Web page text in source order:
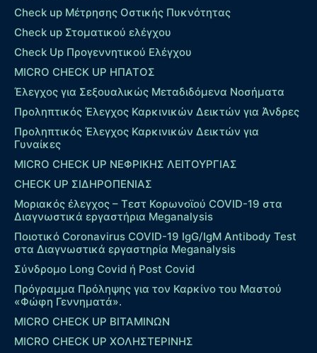
Check up Mέτρησης Οστικής Πυκνότητας
Check up Στοματικού ελέγχου
Check Up Προγεννητικού Ελέγχου
MICRO CHECK UP HΠΑΤΟΣ
Έλεγχος για Σεξουαλικώς Μεταδιδόμενα Νοσήματα
Προληπτικός Έλεγχος Καρκινικών Δεικτών για Άνδρες
Προληπτικός Έλεγχος Καρκινικών Δεικτών για
Γυναίκες
MICRO CHECK UP ΝΕΦΡΙΚΗΣ ΛΕΙΤΟΥΡΓΙΑΣ
CHECK UP ΣΙΔΗΡΟΠΕΝΙΑΣ
Μοριακός έλεγχος – Τεστ Κορωνοϊού COVID-19 στα
Διαγνωστικά εργαστήρια Meganalysis
Ποιοτικό Coronavirus COVID-19 IgG/IgM Antibody Test
στα Διαγνωστικά εργαστηρία Meganalysis
Σύνδρομο Long Covid ή Post Covid
Πρόγραμμα Πρόληψης για τον Καρκίνο του Μαστού
«Φώφη Γεννηματά».
MICRO CHECK UP ΒΙΤΑΜΙΝΩΝ
MICRO CHECK UP ΧΟΛΗΣΤΕΡΙΝΗΣ